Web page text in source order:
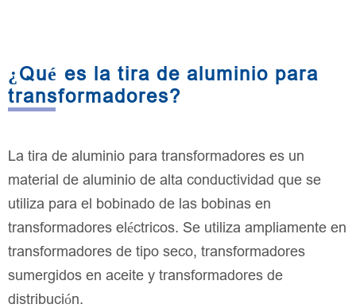
¿Qué es la tira de aluminio para
transformadores?
La tira de aluminio para transformadores es un
material de aluminio de alta conductividad que se
utiliza para el bobinado de las bobinas en
transformadores eléctricos. Se utiliza ampliamente en
transformadores de tipo seco, transformadores
sumergidos en aceite y transformadores de
distribución.